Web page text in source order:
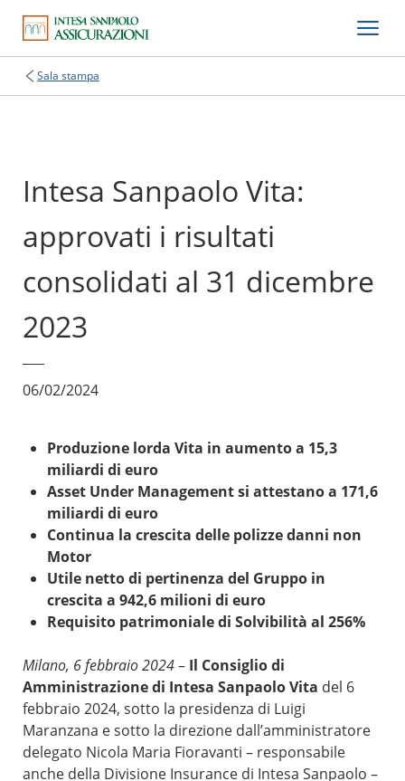
Sala stampa
Intesa Sanpaolo Vita:
approvati i risultati
consolidati al 31 dicembre
2023
06/02/2024
Produzione lorda Vita in aumento a 15,3
miliardi di euro
Asset Under Management si attestano a 171,6
miliardi di euro
Continua la crescita delle polizze danni non
Motor
Utile netto di pertinenza del Gruppo in
crescita a 942,6 milioni di euro
Requisito patrimoniale di Solvibilità al 256%
Milano, 6 febbraio 2024– Il Consiglio di
Amministrazione di Intesa Sanpaolo Vita del 6
febbraio 2024, sotto la presidenza di Luigi
Maranzana e sotto la direzione dall’amministratore
delegato Nicola Maria Fioravanti – responsabile
anche della Divisione Insurance di Intesa Sanpaolo –